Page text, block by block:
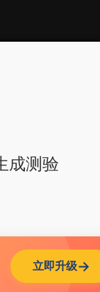
成测验
立即升级